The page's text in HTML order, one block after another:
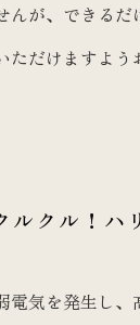
が、できる
だけますよう
ルクル！ハ
気を発生し、